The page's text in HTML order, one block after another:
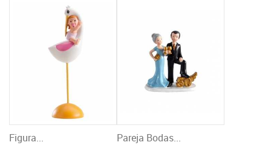
Figura...
Pareja Bodas...